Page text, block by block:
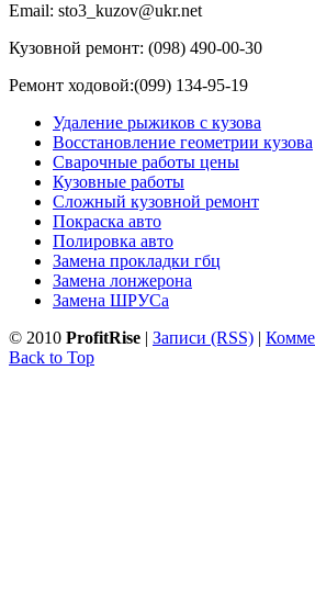
Email: sto3_kuzov@ukr.net
Кузовной ремонт: (098) 490-00-30
Ремонт ходовой:(099) 134-95-19
Удаление рыжиков с кузова
Восстановление геометрии кузова
Сварочные работы цены
Кузовные работы
Сложный кузовной ремонт
Покраска авто
Полировка авто
Замена прокладки гбц
Замена лонжерона
Замена ШРУСа
© 2010 ProfitRise | Записи (RSS) |
Back to Top